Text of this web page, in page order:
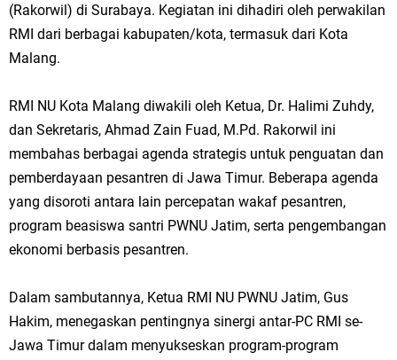
(Rakorwil) di Surabaya. Kegiatan ini dihadiri oleh perwakilan
RMI dari berbagai kabupaten/kota, termasuk dari Kota
Malang.
RMI NU Kota Malang diwakili oleh Ketua, Dr. Halimi Zuhdy,
dan Sekretaris, Ahmad Zain Fuad, M.Pd. Rakorwil ini
membahas berbagai agenda strategis untuk penguatan dan
pemberdayaan pesantren di Jawa Timur. Beberapa agenda
yang disoroti antara lain percepatan wakaf pesantren,
program beasiswa santri PWNU Jatim, serta pengembangan
ekonomi berbasis pesantren.
Dalam sambutannya, Ketua RMI NU PWNU Jatim, Gus
Hakim, menegaskan pentingnya sinergi antar-PC RMI se-
Jawa Timur dalam menyukseskan program-program